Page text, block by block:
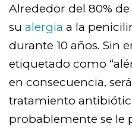
Alrededor del 80%
su alergia a la
durante 10 años. Sin
etiquetado como
en consecuencia,
tratamiento
probablemente se le